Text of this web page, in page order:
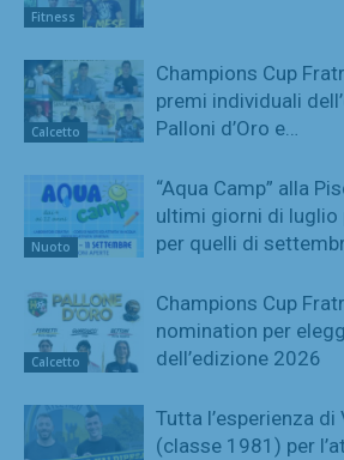
Fitness
Calcetto
Champions Cup
premi individuali
Palloni d’Oro e…
Nuoto
“Aqua Camp” alla
ultimi giorni di
per quelli di
Calcetto
Champions Cup
nomination per
dell’edizione 2026
Tutta l’esperienza
(classe 1981) per